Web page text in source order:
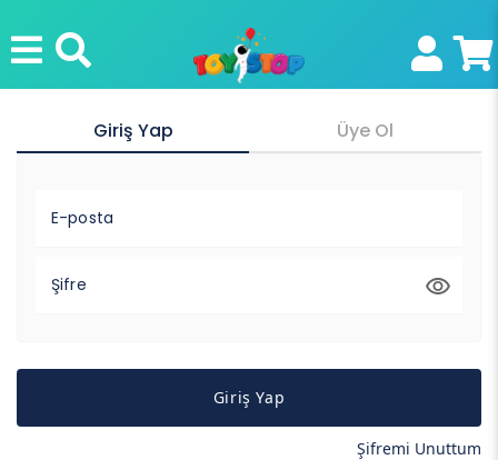
Giriş Yap Üye Ol
E-posta
Şifre
Giriş Yap
Şifremi Unuttum